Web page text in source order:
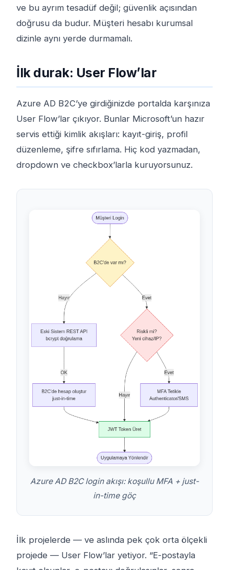
ve bu ayrım tesadüf değil; güvenlik açısından
doğrusu da budur. Müşteri hesabı kurumsal
dizinle aynı yerde durmamalı.
İlk durak: User Flow’lar
Azure AD B2C’ye girdiğinizde portalda karşınıza
User Flow’lar çıkıyor. Bunlar Microsoft’un hazır
servis ettiği kimlik akışları: kayıt-giriş, profil
düzenleme, şifre sıfırlama. Hiç kod yazmadan,
dropdown ve checkbox’larla kuruyorsunuz.
Azure AD B2C login akışı: koşullu MFA + just-
in-time göç
İlk projelerde — ve aslında pek çok orta ölçekli
projede — User Flow’lar yetiyor. “E-postayla